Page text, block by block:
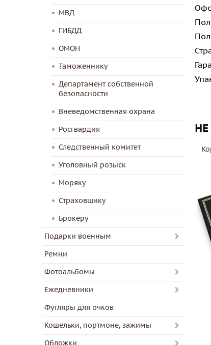
МВД
ГИБДД
ОМОН
Таможеннику
Департамент собственной
безопасности
Вневедомственная охрана
Росгвардия
Следственный комитет
Уголовный розыск
Моряку
Страховщику
Брокеру
Подарки военным
Ремни
Фотоальбомы
Ежедневники
Футляры для очков
Кошельки, портмоне, зажимы
Обложки
НЕ